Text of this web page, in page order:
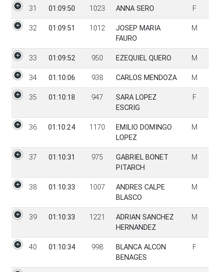
31 01:09:50 1023 ANNA SERO F
32 01:09:51 1012
JOSEP MARIA
FAURO
M
33 01:09:52 950 EZEQUIEL QUERO M
34 01:10:06 938 CARLOS MENDOZA M
35 01:10:18 947
SARA LOPEZ
ESCRIG
F
36 01:10:24 1170
EMILIO DOMINGO
LOPEZ
M
37 01:10:31 975
GABRIEL BONET
PITARCH
M
38 01:10:33 1007
ANDRES CALPE
BLASCO
M
39 01:10:33 1221
ADRIAN SANCHEZ
HERNANDEZ
M
40 01:10:34 998
BLANCA ALCON
BENAGES
F